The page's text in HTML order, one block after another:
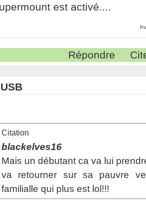
est activé....
Répondre
Citation
blackelves16
Mais un débutant ca va lui
va retourner sur sa pauvre
familialle qui plus est lol!!!